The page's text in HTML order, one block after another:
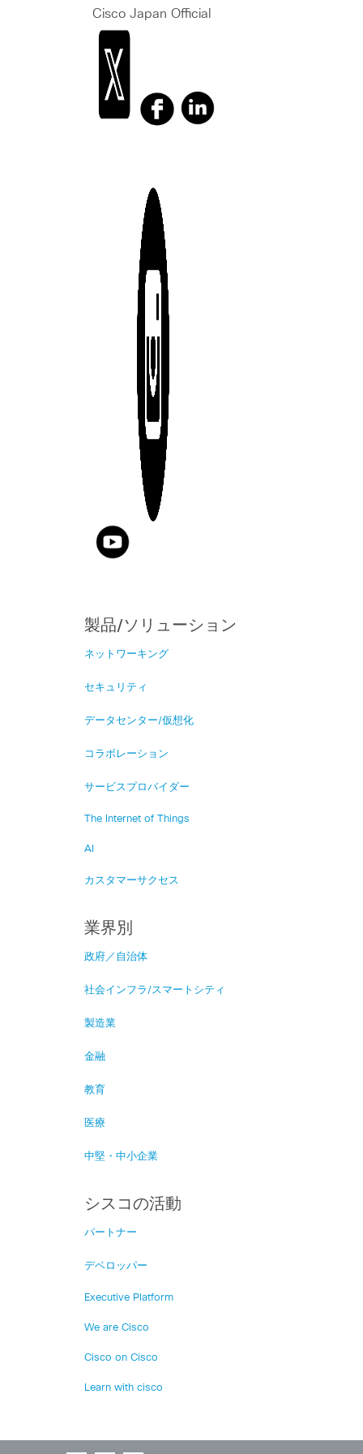
Cisco Japan Official
製品/ソリューション
ネットワーキング
セキュリティ
データセンター/仮想化
コラボレーション
サービスプロバイダー
The Internet of Things
AI
カスタマーサクセス
業界別
政府／自治体
社会インフラ/スマートシティ
製造業
金融
教育
医療
中堅・中小企業
シスコの活動
パートナー
デベロッパー
Executive Platform
We are Cisco
Cisco on Cisco
Learn with cisco